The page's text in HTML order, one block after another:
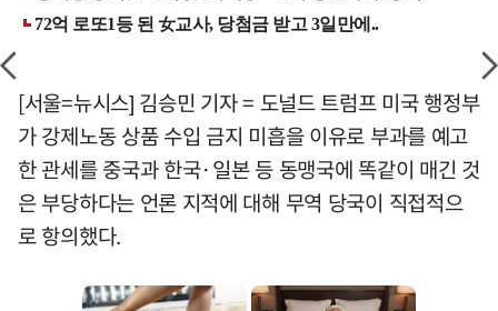
[서울=뉴시스] 김승민 기자 = 도널드 트럼프 미국 행정부
가 강제노동 상품 수입 금지 미흡을 이유로 부과를 예고
한 관세를 중국과 한국·일본 등 동맹국에 똑같이 매긴 것
은 부당하다는 언론 지적에 대해 무역 당국이 직접적으
로 항의했다.